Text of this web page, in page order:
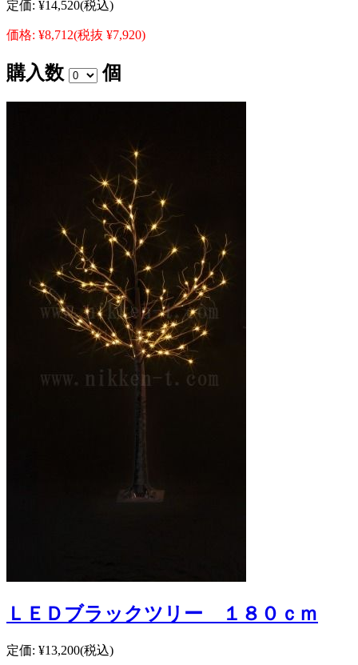
定価: ¥14,520(税込)
価格: ¥8,712(税抜 ¥7,920)
購入数 個
ＬＥＤブラックツリー １８０ｃｍ
定価: ¥13,200(税込)